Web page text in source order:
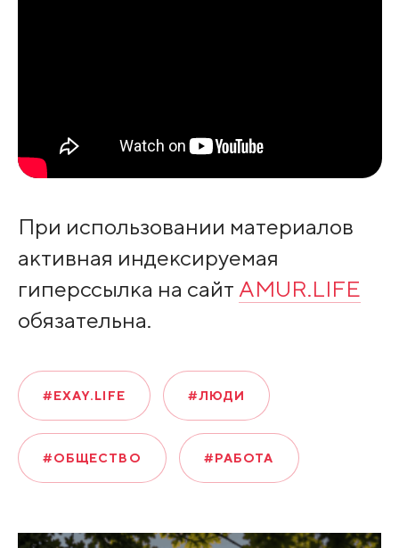
При использовании материалов
активная индексируемая
гиперссылка на сайт AMUR.LIFE
обязательна.
#EXAY.LIFE #ЛЮДИ
#ОБЩЕСТВО #РАБОТА